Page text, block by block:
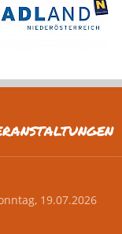
19.07.2026